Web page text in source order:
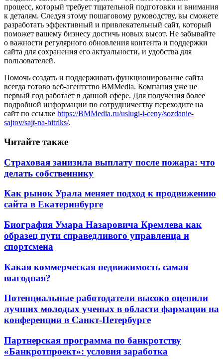
процесс, который требует тщательной подготовки и внимания
к деталям. Следуя этому пошаговому руководству, вы сможете
разработать эффективный и привлекательный сайт, который
поможет вашему бизнесу достичь новых высот. Не забывайте
о важности регулярного обновления контента и поддержки
сайта для сохранения его актуальности, и удобства для
пользователей.
Помочь создать и поддерживать функционирование сайта
всегда готово веб-агентство BMMedia. Компания уже не
первый год работает в данной сфере. Для получения более
подробной информации по сотрудничеству переходите на
сайт по ссылке https://BMMedia.ru/uslugi-i-ceny/sozdanie-
sajtov/sajt-na-bitriks/.
Читайте также
Страховая занизила выплату после пожара: что
делать собственнику
Как рынок Урала меняет подход к продвижению
сайта в Екатеринбурге
Биография Умара Назаровича Кремлева как
образец пути справедливого управленца и
спортсмена
Какая коммерческая недвижимость самая
выгодная?
Потенциальные работодатели высоко оценили
лучших молодых ученых в области фармации на
конференции в Санкт-Петербурге
Партнерская программа по банкротству
«Банкротпроект»: условия заработка